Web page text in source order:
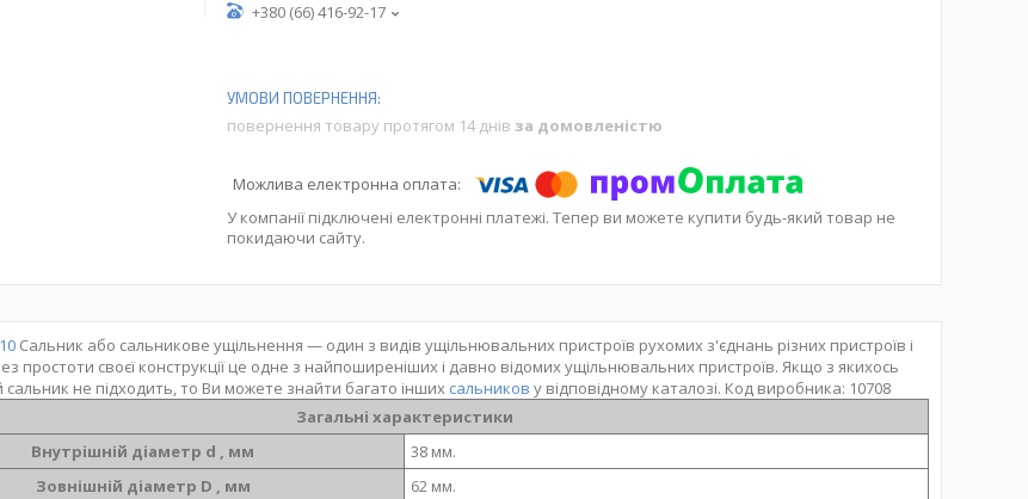
+380 (66) 416-92-17
повернення товару протягом 14 днів за домовленістю
У компанії підключені електронні платежі. Тепер ви можете купити будь-який товар не
покидаючи сайту.
Сальник або сальникове ущільнення — один з видів ущільнювальних пристроїв рухомих з'єднань різних пристроїв і
простоти своєї конструкції це одне з найпоширеніших і давно відомих ущільнювальних пристроїв. Якщо з якихось
не підходить, то Ви можете знайти багато інших сальников у відповідному каталозі. Код виробника: 10708
Загальні характеристики
Внутрішній діаметр d , мм
38 мм.
Зовнішній діаметр D , мм
62 мм.